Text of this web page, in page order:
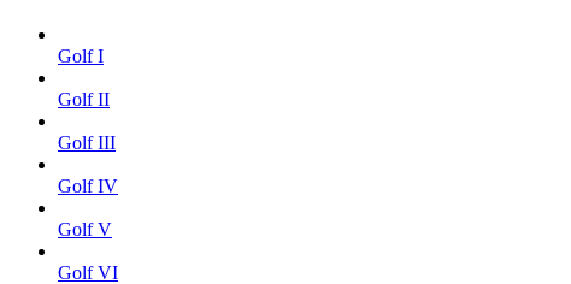
Golf I
Golf II
Golf III
Golf IV
Golf V
Golf VI